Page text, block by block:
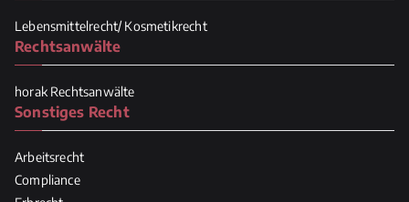
Lebensmittelrecht/ Kosmetikrecht
Rechtsanwälte
horak Rechtsanwälte
Sonstiges Recht
Arbeitsrecht
Compliance